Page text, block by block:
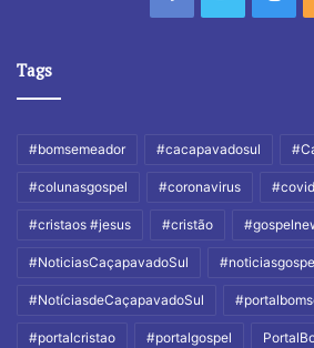
Tags
#bomsemeador #cacapavadosul
#colunasgospel #coronavirus
#cristaos #jesus #cristão
#NoticiasCaçapavadoSul
#NotíciasdeCaçapavadoSul
#portalcristao #portalgospel